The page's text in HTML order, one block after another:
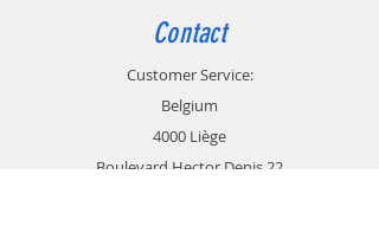
Contact
Customer Service:
Belgium
4000 Liège
Boulevard Hector Denis 22